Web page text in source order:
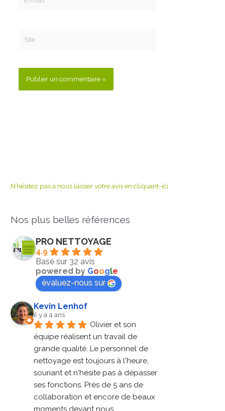
mail*
N’hésitez pas à nous laisser votre avis en cliquant-ici
Nos plus belles références
PRO NETTOYAGE
4.9
Basé sur 32 avis
powered by Google
évaluez-nous sur
Kevin Lenhof
il y a 4 ans
Olivier et son
équipe réalisent un travail de
grande qualité. Le personnel de
nettoyage est toujours à l'heure,
souriant et n'hésite pas à dépasser
ses fonctions. Près de 5 ans de
collaboration et encore de beaux
moments devant nous.